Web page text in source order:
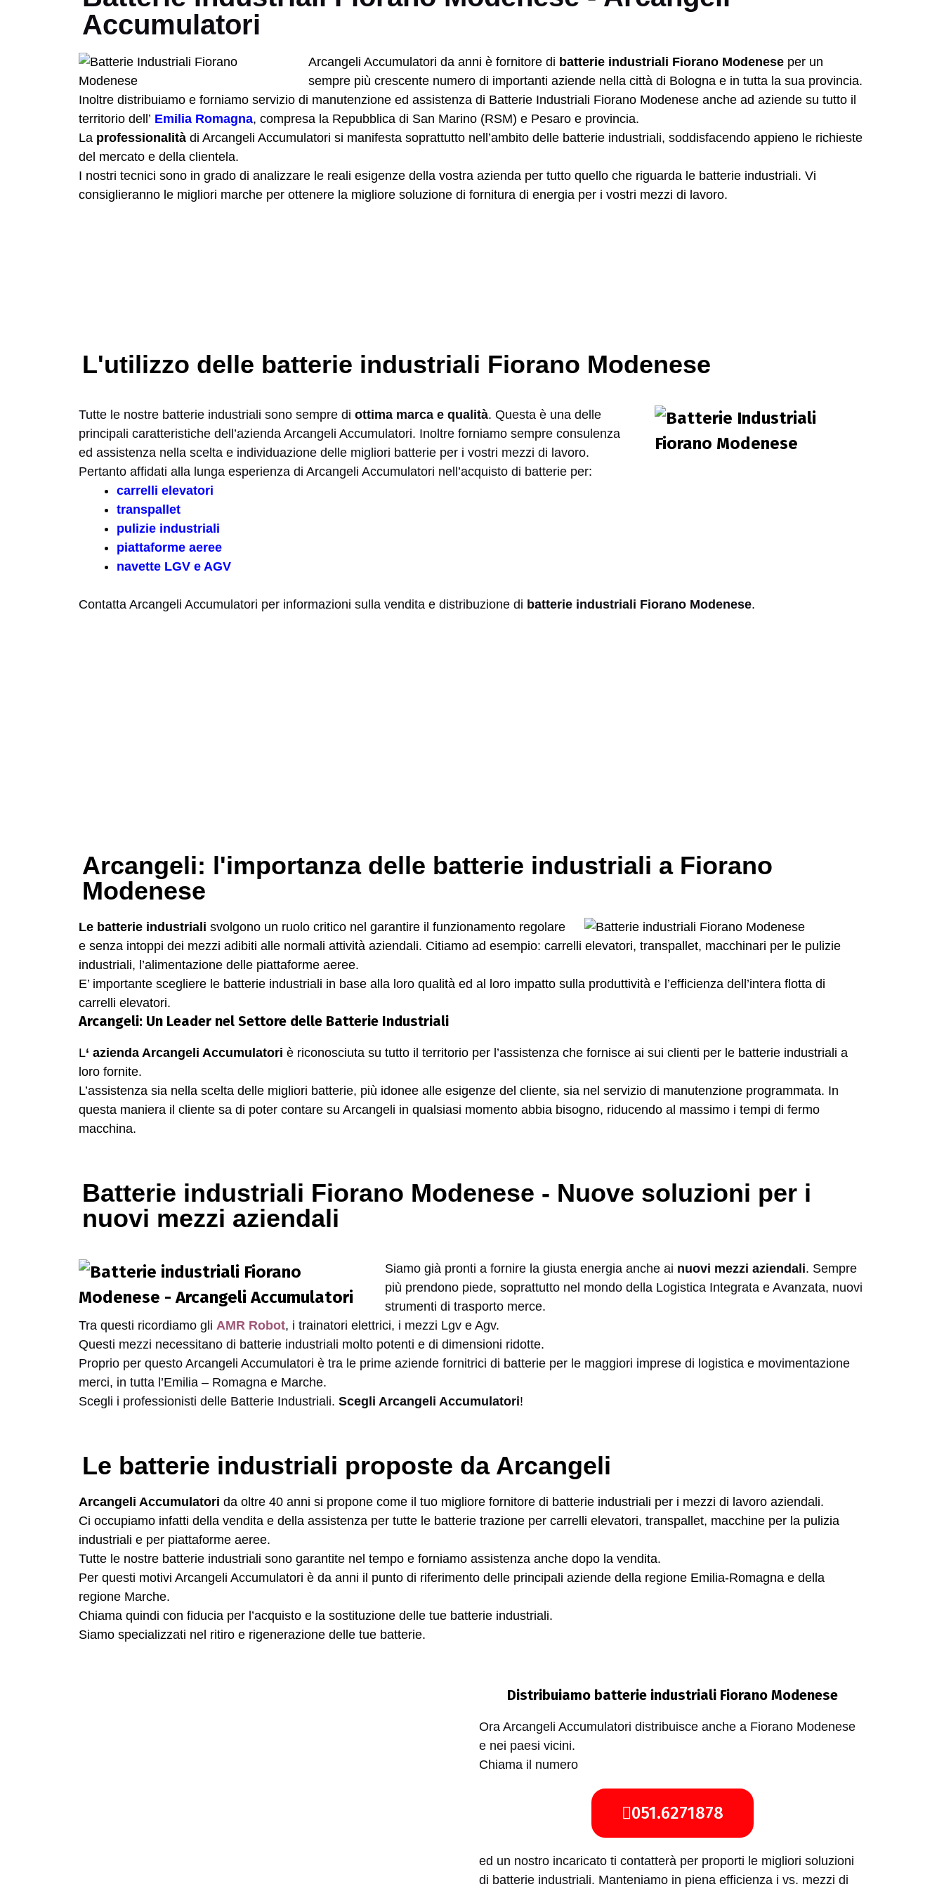
Accumulatori
Arcangeli Accumulatori da anni è fornitore di batterie industriali Fiorano Modenese per un
sempre più crescente numero di importanti aziende nella città di Bologna e in tutta la sua provincia.
Inoltre distribuiamo e forniamo servizio di manutenzione ed assistenza di Batterie Industriali Fiorano Modenese anche ad aziende su tutto il
territorio dell’ Emilia Romagna, compresa la Repubblica di San Marino (RSM) e Pesaro e provincia.
La professionalità di Arcangeli Accumulatori si manifesta soprattutto nell’ambito delle batterie industriali, soddisfacendo appieno le richieste
del mercato e della clientela.
I nostri tecnici sono in grado di analizzare le reali esigenze della vostra azienda per tutto quello che riguarda le batterie industriali. Vi
consiglieranno le migliori marche per ottenere la migliore soluzione di fornitura di energia per i vostri mezzi di lavoro.
L'utilizzo delle batterie industriali Fiorano Modenese
Tutte le nostre batterie industriali sono sempre di ottima marca e qualità. Questa è una delle
principali caratteristiche dell’azienda Arcangeli Accumulatori. Inoltre forniamo sempre consulenza
ed assistenza nella scelta e individuazione delle migliori batterie per i vostri mezzi di lavoro.
Pertanto affidati alla lunga esperienza di Arcangeli Accumulatori nell’acquisto di batterie per:
carrelli elevatori
transpallet
pulizie industriali
piattaforme aeree
navette LGV e AGV
Contatta Arcangeli Accumulatori per informazioni sulla vendita e distribuzione di batterie industriali Fiorano Modenese.
Arcangeli: l'importanza delle batterie industriali a Fiorano
Modenese
Le batterie industriali svolgono un ruolo critico nel garantire il funzionamento regolare
e senza intoppi dei mezzi adibiti alle normali attività aziendali. Citiamo ad esempio: carrelli elevatori, transpallet, macchinari per le pulizie
industriali, l’alimentazione delle piattaforme aeree.
E’ importante scegliere le batterie industriali in base alla loro qualità ed al loro impatto sulla produttività e l’efficienza dell’intera flotta di
carrelli elevatori.
Arcangeli: Un Leader nel Settore delle Batterie Industriali
L‘ azienda Arcangeli Accumulatori è riconosciuta su tutto il territorio per l’assistenza che fornisce ai sui clienti per le batterie industriali a
loro fornite.
L’assistenza sia nella scelta delle migliori batterie, più idonee alle esigenze del cliente, sia nel servizio di manutenzione programmata. In
questa maniera il cliente sa di poter contare su Arcangeli in qualsiasi momento abbia bisogno, riducendo al massimo i tempi di fermo
macchina.
Batterie industriali Fiorano Modenese - Nuove soluzioni per i
nuovi mezzi aziendali
Siamo già pronti a fornire la giusta energia anche ai nuovi mezzi aziendali. Sempre
più prendono piede, soprattutto nel mondo della Logistica Integrata e Avanzata, nuovi
strumenti di trasporto merce.
Tra questi ricordiamo gli AMR Robot, i trainatori elettrici, i mezzi Lgv e Agv.
Questi mezzi necessitano di batterie industriali molto potenti e di dimensioni ridotte.
Proprio per questo Arcangeli Accumulatori è tra le prime aziende fornitrici di batterie per le maggiori imprese di logistica e movimentazione
merci, in tutta l’Emilia – Romagna e Marche.
Scegli i professionisti delle Batterie Industriali. Scegli Arcangeli Accumulatori!
Le batterie industriali proposte da Arcangeli
Arcangeli Accumulatori da oltre 40 anni si propone come il tuo migliore fornitore di batterie industriali per i mezzi di lavoro aziendali.
Ci occupiamo infatti della vendita e della assistenza per tutte le batterie trazione per carrelli elevatori, transpallet, macchine per la pulizia
industriali e per piattaforme aeree.
Tutte le nostre batterie industriali sono garantite nel tempo e forniamo assistenza anche dopo la vendita.
Per questi motivi Arcangeli Accumulatori è da anni il punto di riferimento delle principali aziende della regione Emilia-Romagna e della
regione Marche.
Chiama quindi con fiducia per l’acquisto e la sostituzione delle tue batterie industriali.
Siamo specializzati nel ritiro e rigenerazione delle tue batterie.
Distribuiamo batterie industriali Fiorano Modenese
Ora Arcangeli Accumulatori distribuisce anche a Fiorano Modenese
e nei paesi vicini.
Chiama il numero
051.6271878
ed un nostro incaricato ti contatterà per proporti le migliori soluzioni
di batterie industriali. Manteniamo in piena efficienza i vs. mezzi di